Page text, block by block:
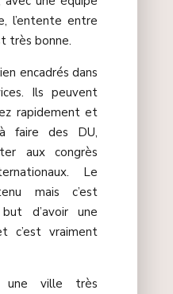
l’entente entre
très bonne.
encadrés dans
Ils peuvent
rapidement et
faire des DU,
aux congrès
Le
mais c’est
d’avoir une
c’est vraiment
une ville très